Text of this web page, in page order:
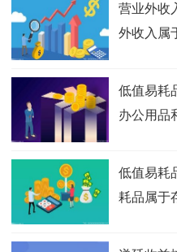
营业外收
外收入属
低值易耗
办公用品
低值易耗
耗品属于